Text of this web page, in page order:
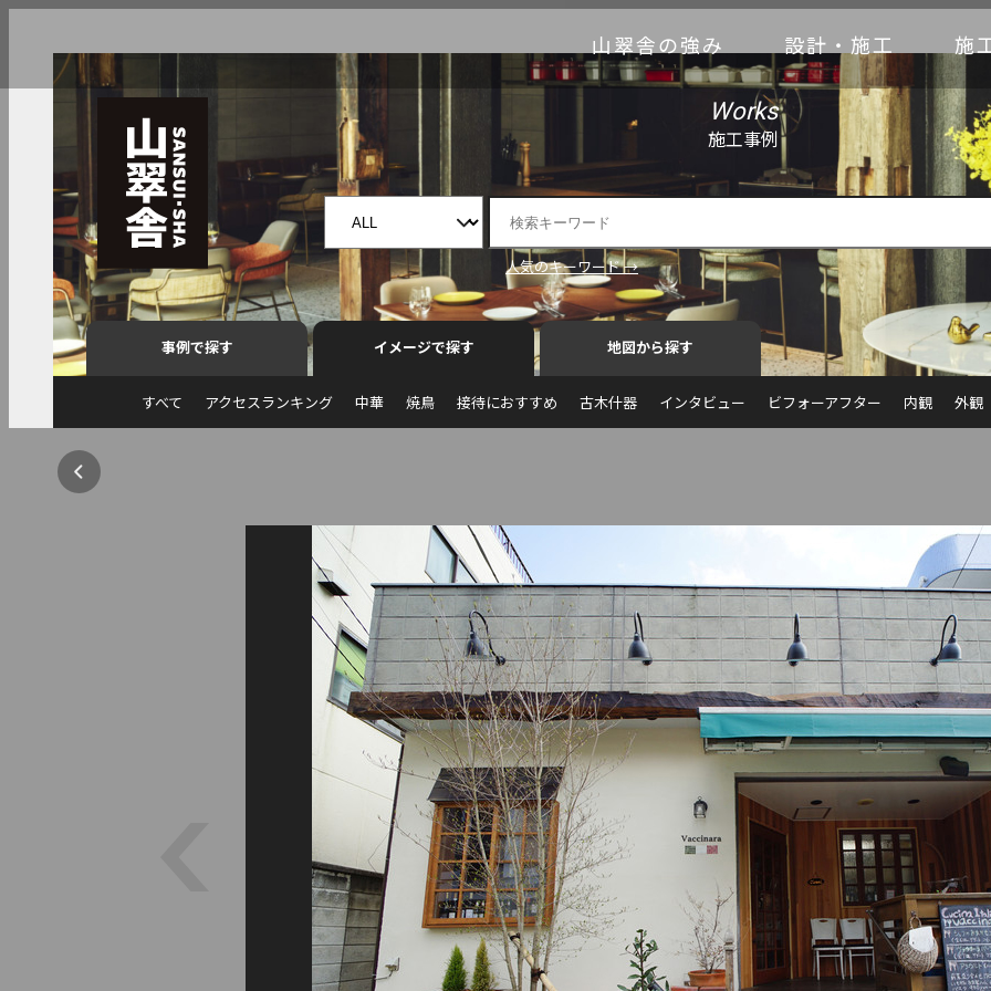
山翠舎の強み 設計・施工 施
Works
施工事例
人気のキーワード →
事例で探す イメージで探す 地図から探す
すべて アクセスランキング 中華 焼鳥 接待におすすめ 古木什器 インタビュー ビフォーアフター 内観 外観